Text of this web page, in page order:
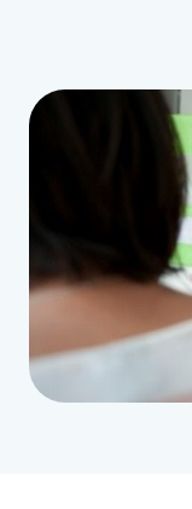
Bild